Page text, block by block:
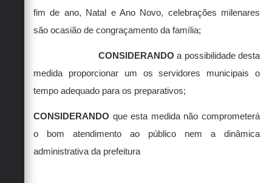
fim de ano, Natal e Ano Novo, celebrações milenares
são ocasião de congraçamento da família;
CONSIDERANDO a possibilidade desta
medida proporcionar um os servidores municipais o
tempo adequado para os preparativos;
CONSIDERANDO que esta medida não comprometerá
o bom atendimento ao público nem a dinâmica
administrativa da prefeitura